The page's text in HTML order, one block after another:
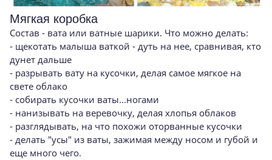
Мягкая коробка
Состав - вата или ватные шарики. Что можно делать:
- щекотать малыша ваткой - дуть на нее, сравнивая, кто
дунет дальше
- разрывать вату на кусочки, делая самое мягкое на
свете облако
- собирать кусочки ваты...ногами
- нанизывать на веревочку, делая хлопья облаков
- разглядывать, на что похожи оторванные кусочки
- делать "усы" из ваты, зажимая между носом и губой и
еще много чего.